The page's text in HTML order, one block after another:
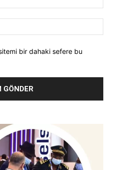
bir dahaki sefere bu